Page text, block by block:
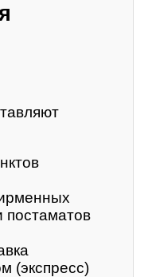
постаматов
(экспресс)